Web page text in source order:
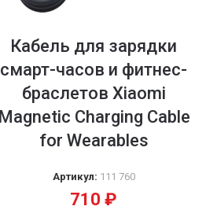
Кабель для зарядки
смарт-часов и фитнес-
браслетов Xiaomi
Magnetic Charging Cable
for Wearables
Артикул: 111 760
710₽